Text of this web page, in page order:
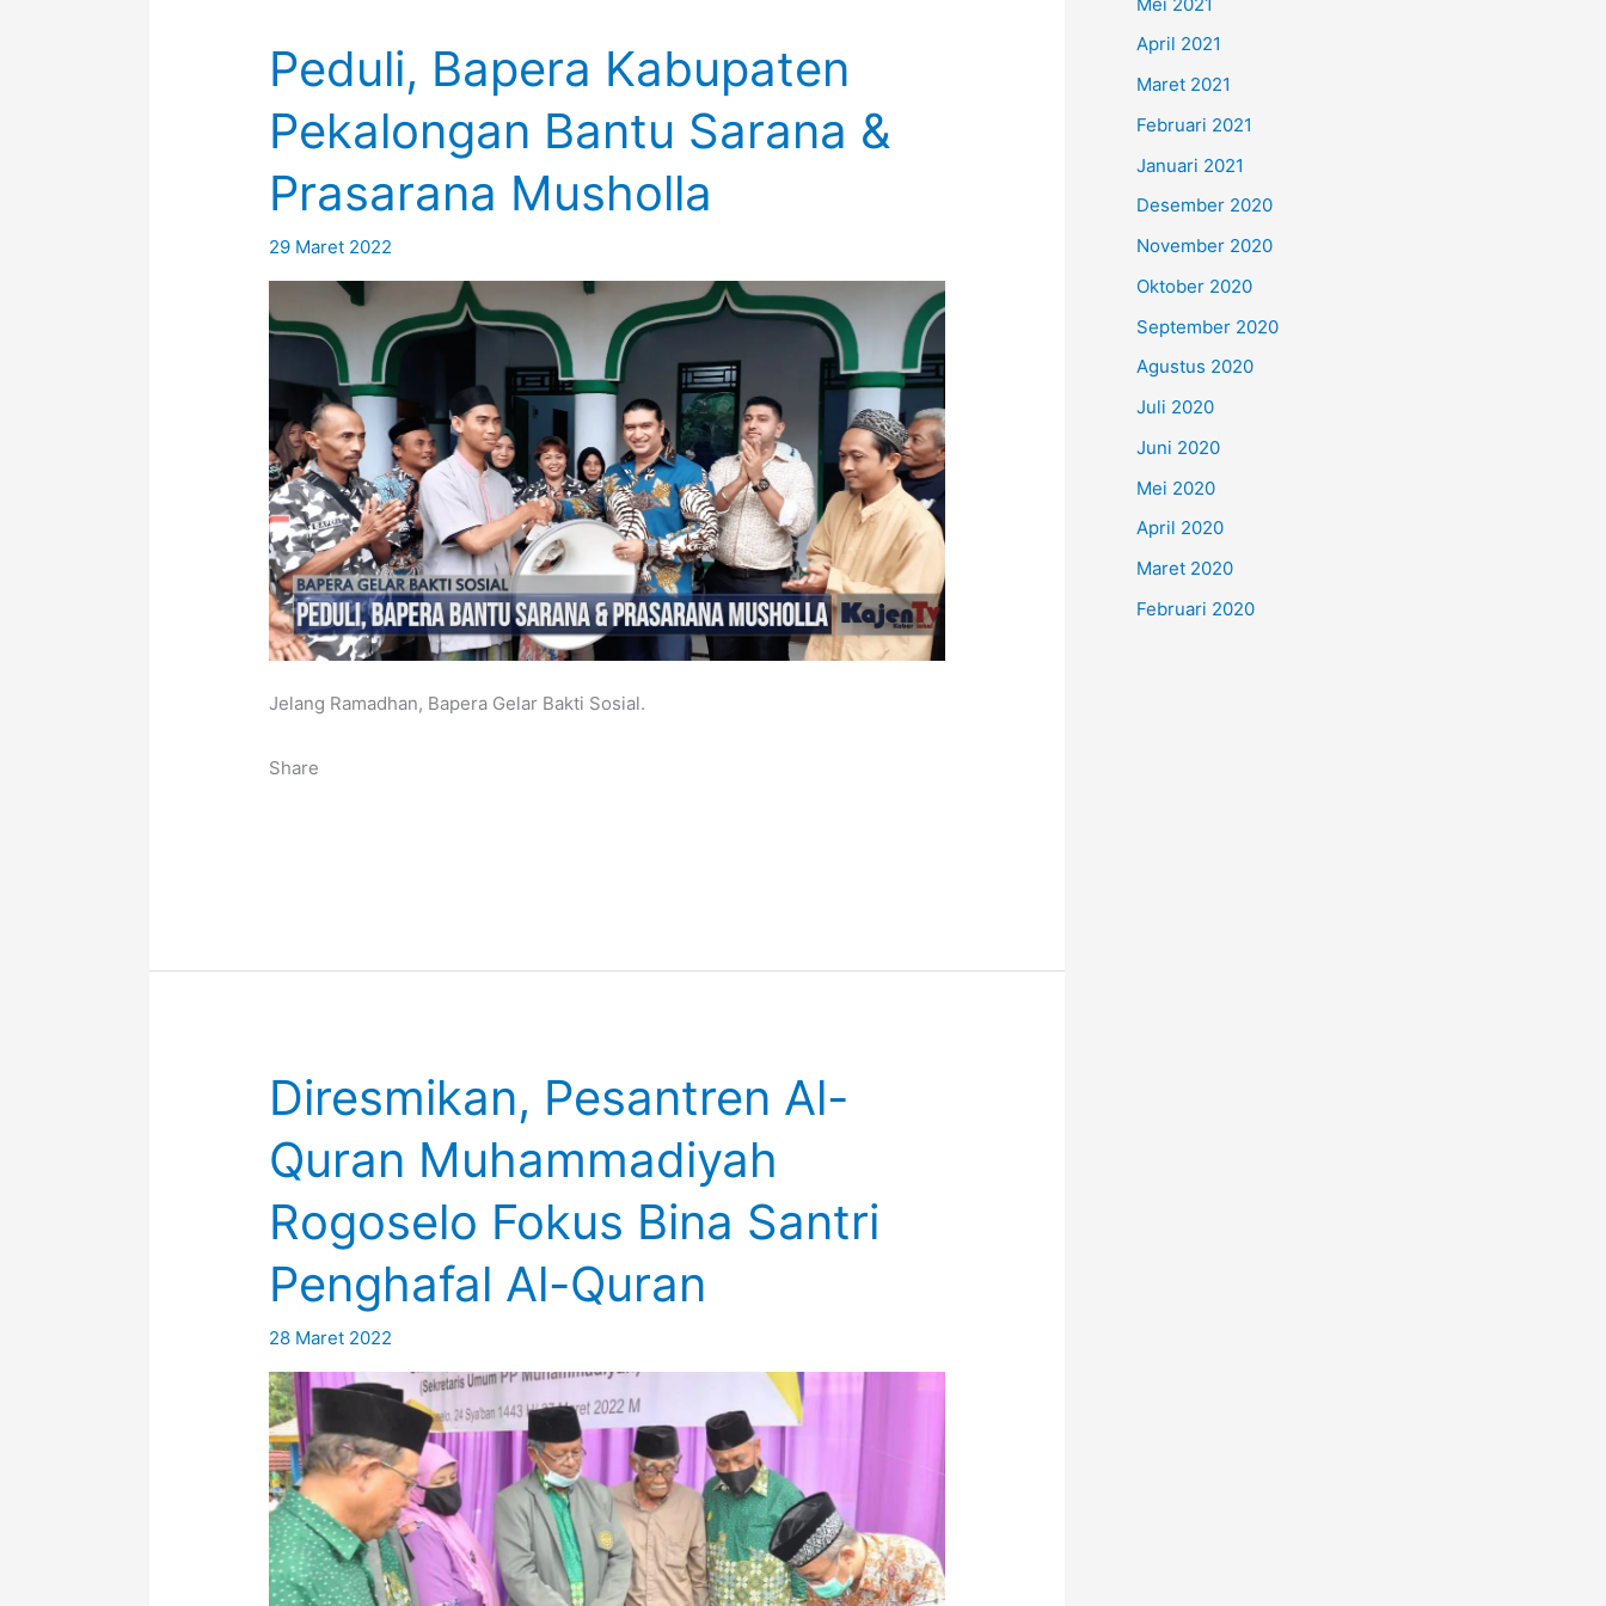
Peduli, Bapera Kabupaten
Pekalongan Bantu Sarana &
Prasarana Musholla
29 Maret 2022
Jelang Ramadhan, Bapera Gelar Bakti Sosial.
Share
Diresmikan, Pesantren Al-
Quran Muhammadiyah
Rogoselo Fokus Bina Santri
Penghafal Al-Quran
28 Maret 2022
April 2021
Maret 2021
Februari 2021
Januari 2021
Desember 2020
November 2020
Oktober 2020
September 2020
Agustus 2020
Juli 2020
Juni 2020
Mei 2020
April 2020
Maret 2020
Februari 2020